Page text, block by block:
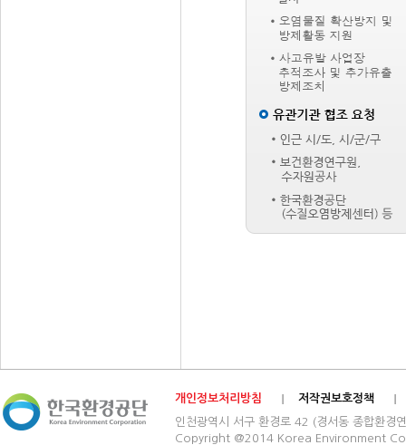
개인정보처리방침
저작권보호정책
인천광역시 서구 환경로 42 (경서동 종합
Copyright @2014 Korea Environment